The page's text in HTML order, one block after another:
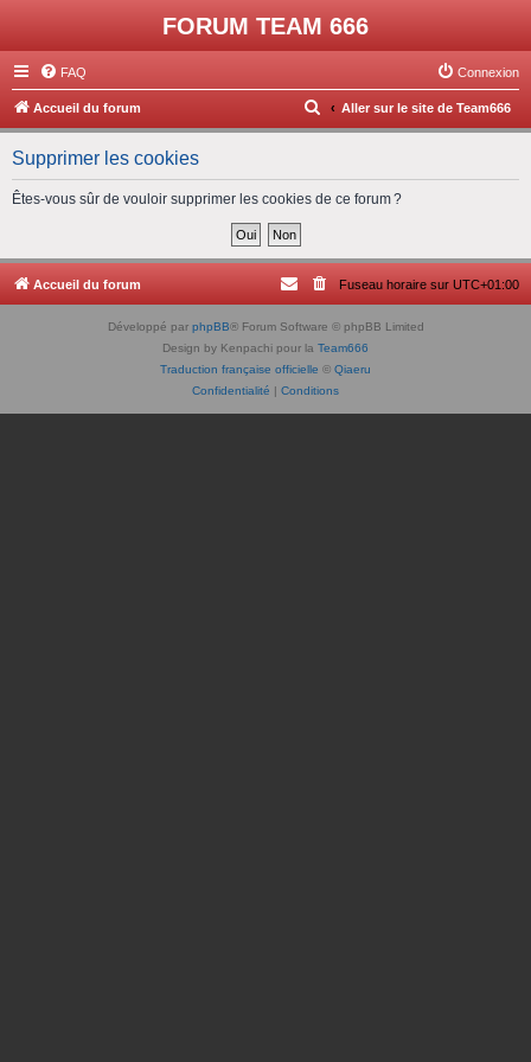
FORUM TEAM 666
FAQ Connexion
Accueil du forum Aller sur le site de Team666
R
e
c
h
e
r
Supprimer les cookies
Êtes-vous sûr de vouloir supprimer les cookies de ce forum ?
Accueil du forum Fuseau horaire sur UTC+01:00
Développé par phpBB® Forum Software © phpBB Limited
Design by Kenpachi pour la Team666
Traduction française officielle © Qiaeru
Confidentialité | Conditions